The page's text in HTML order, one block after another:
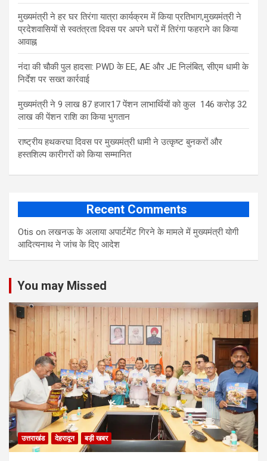
मुख्यमंत्री ने हर घर तिरंगा यात्रा कार्यक्रम में किया प्रतिभाग,मुख्यमंत्री ने
प्रदेशवासियों से स्वतंत्रता दिवस पर अपने घरों में तिरंगा फहराने का किया
आवाह्न
नंदा की चौकी पुल हादसा: PWD के EE, AE और JE निलंबित, सीएम धामी के
निर्देश पर सख्त कार्रवाई
मुख्यमंत्री ने 9 लाख 87 हजार17 पेंशन लाभार्थियों को कुल 146 करोड़ 32
लाख की पेंशन राशि का किया भुगतान
राष्ट्रीय हथकरघा दिवस पर मुख्यमंत्री धामी ने उत्कृष्ट बुनकरों और
हस्तशिल्प कारीगरों को किया सम्मानित
Recent Comments
Otis onलखनऊ के अलाया अपार्टमेंट गिरने के मामले में मुख्‍यमंत्री योगी
आद‍ित्‍यनाथ ने जांच के द‍िए आदेश
You may Missed
उत्तराखंड देहरादून बड़ी खबर